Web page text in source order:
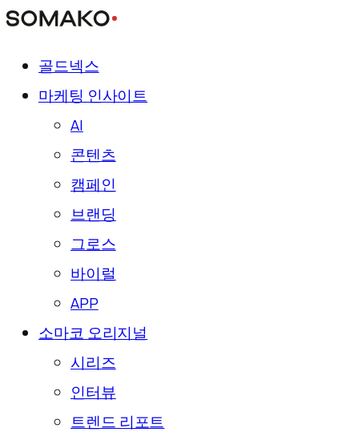
골드넥스
마케팅 인사이트
AI
콘텐츠
캠페인
브랜딩
그로스
바이럴
APP
소마코 오리지널
시리즈
인터뷰
트렌드 리포트